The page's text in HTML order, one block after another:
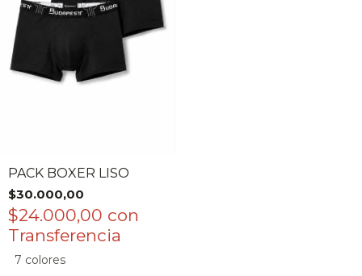
PACK BOXER LISO
$30.000,00
$24.000,00 con
7 colores